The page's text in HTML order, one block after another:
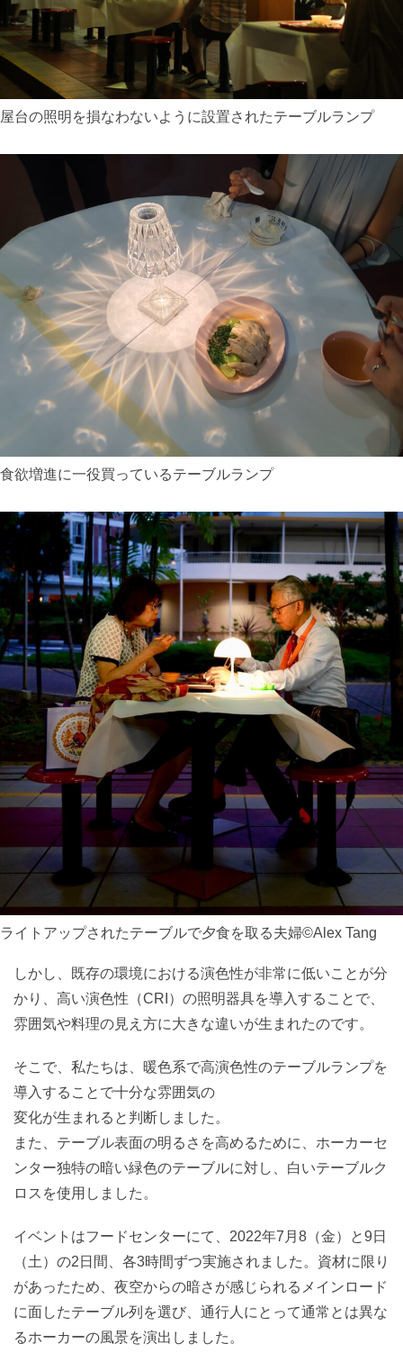
屋台の照明を損なわないように設置されたテーブルランプ
食欲増進に一役買っているテーブルランプ
ライトアップされたテーブルで夕食を取る夫婦©Alex Tang
しかし、既存の環境における演色性が非常に低いことが分
かり、高い演色性（CRI）の照明器具を導入することで、
雰囲気や料理の見え方に大きな違いが生まれたのです。
そこで、私たちは、暖色系で高演色性のテーブルランプを
導入することで十分な雰囲気の
変化が生まれると判断しました。
また、テーブル表面の明るさを高めるために、ホーカーセ
ンター独特の暗い緑色のテーブルに対し、白いテーブルク
ロスを使用しました。
イベントはフードセンターにて、2022年7月8（金）と9日
（土）の2日間、各3時間ずつ実施されました。資材に限り
があったため、夜空からの暗さが感じられるメインロード
に面したテーブル列を選び、通行人にとって通常とは異な
るホーカーの風景を演出しました。